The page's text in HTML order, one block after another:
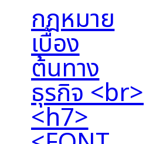
กฎหมาย
เบื้อง
ต้นทาง
ธุรกิจ <br>
<h7>